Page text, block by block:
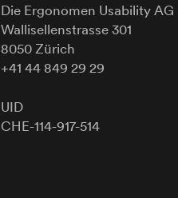
Die Ergonomen UsabilityAG
Wallisellenstrasse 301
8050 Zürich
+41 44 849 29 29
UID
CHE-114-917-514